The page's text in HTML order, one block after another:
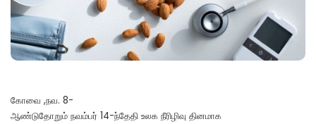
கோவை ,நவ. 8-
ஆண்டுதோறும் நவம்பர் 14-ந்தேதி உலக நீரிழிவு தினமாக